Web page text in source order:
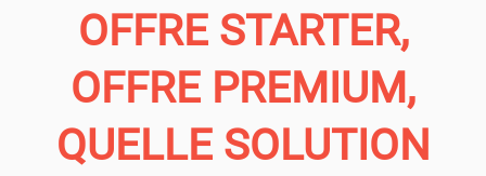
OFFRE STARTER,
OFFRE PREMIUM,
QUELLE SOLUTION